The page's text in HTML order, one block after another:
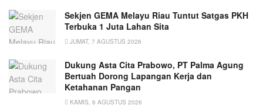
Sekjen GEMA Melayu Riau Tuntut Satgas PKH
Terbuka 1 Juta Lahan Sita
JUMAT, 7 AGUSTUS 2026
Dukung Asta Cita Prabowo, PT Palma Agung
Bertuah Dorong Lapangan Kerja dan
Ketahanan Pangan
KAMIS, 6 AGUSTUS 2026